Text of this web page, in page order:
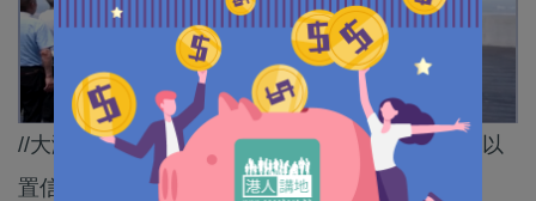
//大灣區發展盛景震撼德國記者，有人甚至驚呼難以
置信！//